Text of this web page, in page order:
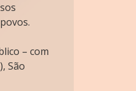
– com
São